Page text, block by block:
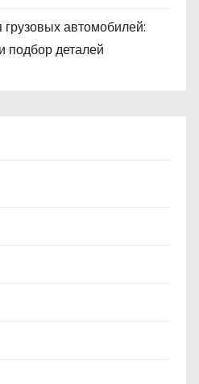
грузовых автомобилей:
подбор деталей